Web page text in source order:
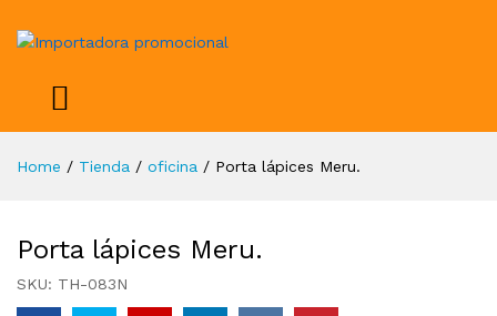
Home / Tienda / oficina / Porta lápices Meru.
Porta lápices Meru.
SKU: TH-083N